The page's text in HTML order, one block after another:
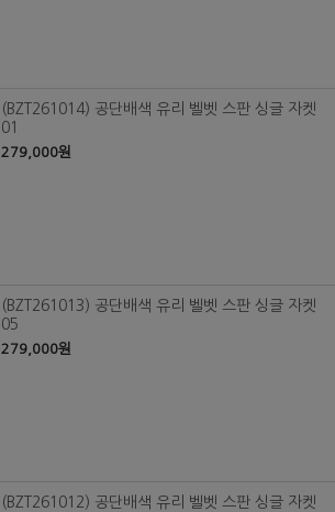
(BZT261014) 공단배색 유리 벨벳 스판 싱글 자켓
01
279,000원
(BZT261013) 공단배색 유리 벨벳 스판 싱글 자켓
05
279,000원
(BZT261012) 공단배색 유리 벨벳 스판 싱글 자켓